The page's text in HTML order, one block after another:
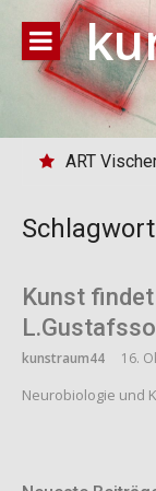
zum
Inhalt
Kunst
kunstraum44 16.
Neurobiologie und